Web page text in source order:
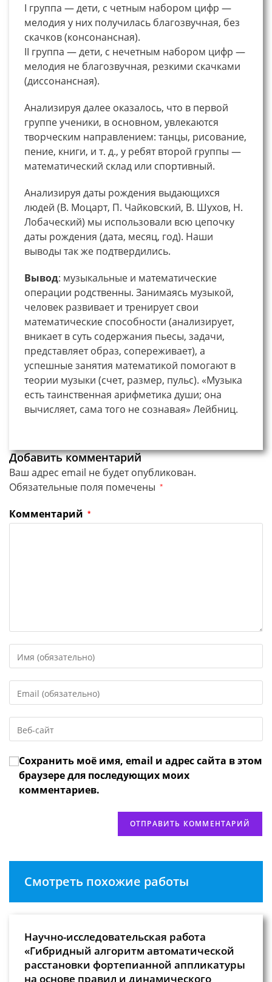
I группа — дети, с четным набором цифр —
мелодия у них получилась благозвучная, без
скачков (консонансная).
II группа — дети, с нечетным набором цифр —
мелодия не благозвучная, резкими скачками
(диссонансная).
Анализируя далее оказалось, что в первой
группе ученики, в основном, увлекаются
творческим направлением: танцы, рисование,
пение, книги, и т. д., у ребят второй группы —
математический склад или спортивный.
Анализируя даты рождения выдающихся
людей (В. Моцарт, П. Чайковский, В. Шухов, Н.
Лобаческий) мы использовали всю цепочку
даты рождения (дата, месяц, год). Наши
выводы так же подтвердились.
Вывод: музыкальные и математические
операции родственны. Занимаясь музыкой,
человек развивает и тренирует свои
математические способности (анализирует,
вникает в суть содержания пьесы, задачи,
представляет образ, сопереживает), а
успешные занятия математикой помогают в
теории музыки (счет, размер, пульс). «Музыка
есть таинственная арифметика души; она
вычисляет, сама того не сознавая» Лейбниц.
Добавить комментарий
Ваш адрес email не будет опубликован.
Обязательные поля помечены *
Комментарий *
свое
или
имя
чтобы
прокомментировать
свой
адрес,
чтобы
URL
веб-
сайта
(необязательно)
Сохранить моё имя, email и адрес сайта в этом
браузере для последующих моих
комментариев.
Смотреть похожие работы
Научно-исследовательская работа
«Гибридный алгоритм автоматической
расстановки фортепианной аппликатуры
на основе правил и динамического